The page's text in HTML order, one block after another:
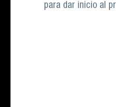
para dar inicio al